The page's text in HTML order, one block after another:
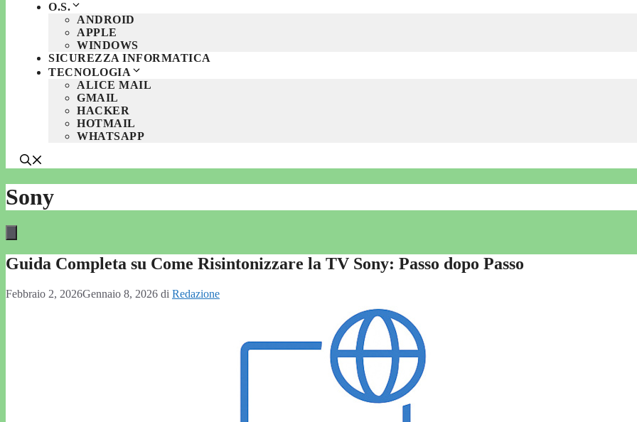
O.S.
ANDROID
APPLE
WINDOWS
SICUREZZA INFORMATICA
TECNOLOGIA
ALICE MAIL
GMAIL
HACKER
HOTMAIL
WHATSAPP
Sony
Guida Completa su Come Risintonizzare la TV Sony: Passo dopo Passo
Febbraio 2, 2026Gennaio 8, 2026 di Redazione